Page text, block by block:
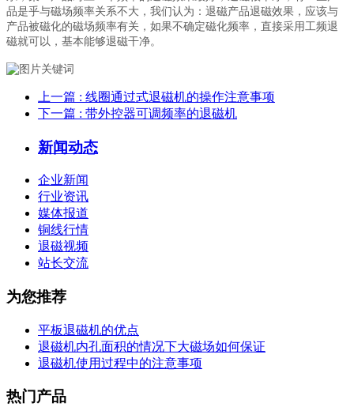
品是乎与磁场频率关系不大，我们认为：退磁产品退磁效果，应该与
产品被磁化的磁场频率有关，如果不确定磁化频率，直接采用工频退
磁就可以，基本能够退磁干净。
上一篇 : 线圈通过式退磁机的操作注意事项
下一篇 : 带外控器可调频率的退磁机
新闻动态
企业新闻
行业资讯
媒体报道
铜线行情
退磁视频
站长交流
为您推荐
平板退磁机的优点
退磁机内孔面积的情况下大磁场如何保证
退磁机使用过程中的注意事项
热门产品